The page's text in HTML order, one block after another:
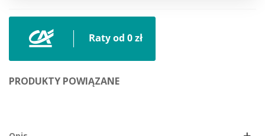
PRODUKTY POWIĄZANE